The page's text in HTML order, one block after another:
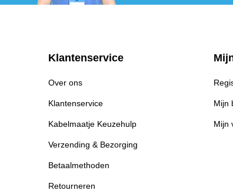
Klantenservice
Over ons
Klantenservice
Kabelmaatje Keuzehulp
Verzending & Bezorging
Betaalmethoden
Retourneren
Mijn
Mijn